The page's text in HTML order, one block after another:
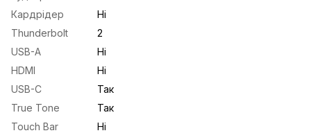
Кардрідер
Ні
Thunderbolt
2
USB-A
Ні
HDMI
Ні
USB-С
Так
True Tone
Так
Touch Bar
Ні